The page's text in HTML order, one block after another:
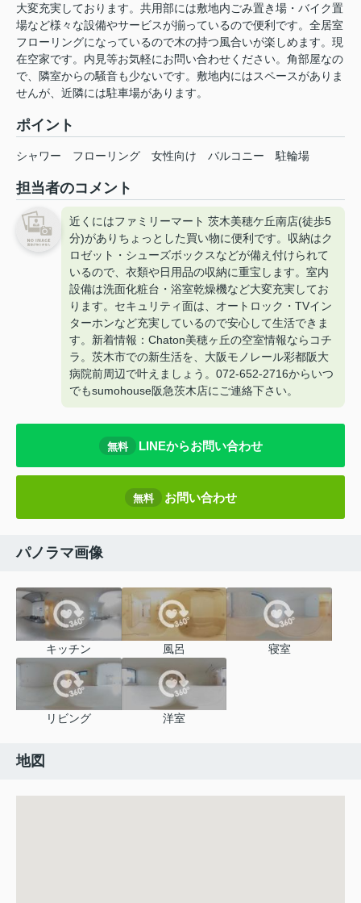
大変充実しております。共用部には敷地内ごみ置き場・バイク置
場など様々な設備やサービスが揃っているので便利です。全居室
フローリングになっているので木の持つ風合いが楽しめます。現
在空家です。内見等お気軽にお問い合わせください。角部屋なの
で、隣室からの騒音も少ないです。敷地内にはスペースがありま
せんが、近隣には駐車場があります。
ポイント
シャワー フローリング 女性向け バルコニー 駐輪場
担当者のコメント
近くにはファミリーマート 茨木美穂ケ丘南店(徒歩5
分)がありちょっとした買い物に便利です。収納はク
ロゼット・シューズボックスなどが備え付けられて
いるので、衣類や日用品の収納に重宝します。室内
設備は洗面化粧台・浴室乾燥機など大変充実してお
ります。セキュリティ面は、オートロック・TVイン
ターホンなど充実しているので安心して生活できま
す。新着情報：Chaton美穂ヶ丘の空室情報ならコチ
ラ。茨木市での新生活を、大阪モノレール彩都阪大
病院前周辺で叶えましょう。072-652-2716からいつ
でもsumohouse阪急茨木店にご連絡下さい。
無料 LINEからお問い合わせ
無料 お問い合わせ
パノラマ画像
キッチン 風呂 寝室
リビング 洋室
地図